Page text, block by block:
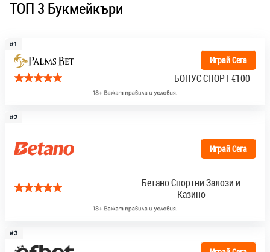
ТОП 3 Букмейкъри
#1
Играй Сега
БОНУС СПОРТ€100
#2
Играй Сега
Бетано Спортни Залози и
Казино
#3